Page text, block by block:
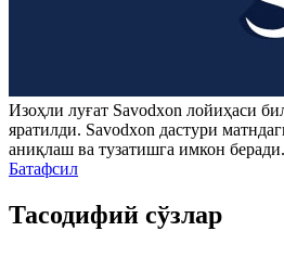
Изоҳли луғат Savodxon лойиҳаси
яратилди. Savodxon дастури
аниқлаш ва тузатишга имкон беради.
Батафсил
Тасодифий сўзлар